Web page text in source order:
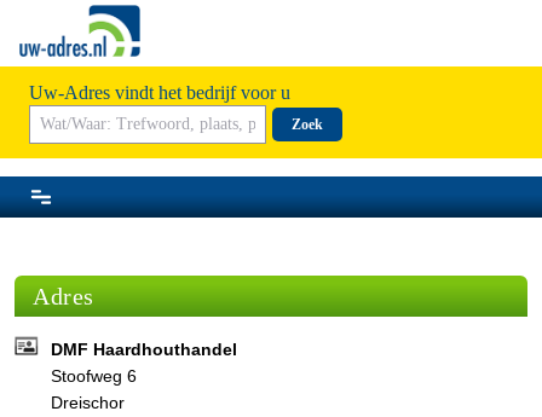
Uw-Adres vindt het bedrijf voor u
Zoek
Adres
DMF Haardhouthandel
Stoofweg 6
Dreischor